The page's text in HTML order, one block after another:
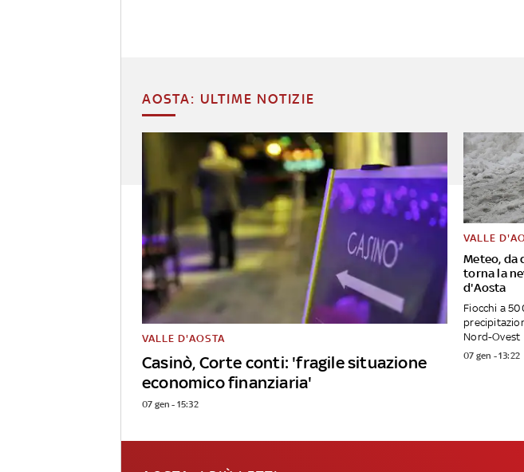
AOSTA: ULTIME NOTIZIE
Casinò, Corte conti: 'fragile situazione
economico finanziaria'
VALLE D'AOSTA
07 gen - 15:32
Meteo, da
torna la
d'Aosta
VALLE
Fiocchi a
Nord-Ovest
07 gen - 13:22